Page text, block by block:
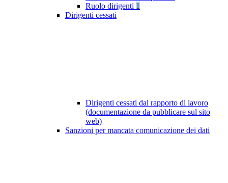
Ruolo dirigenti 1
Dirigenti cessati
Dirigenti cessati dal rapporto di lavoro
(documentazione da pubblicare sul sito
web)
Sanzioni per mancata comunicazione dei dati